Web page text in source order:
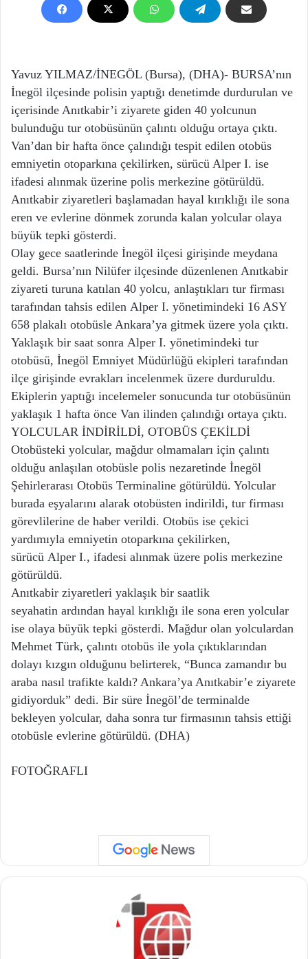
Yavuz YILMAZ/İNEGÖL (Bursa), (DHA)- BURSA’nın
İnegöl ilçesinde polisin yaptığı denetimde durdurulan ve
içerisinde Anıtkabir’i ziyarete giden 40 yolcunun
bulunduğu tur otobüsünün çalıntı olduğu ortaya çıktı.
Van’dan bir hafta önce çalındığı tespit edilen otobüs
emniyetin otoparkına çekilirken, sürücü Alper I. ise
ifadesi alınmak üzerine polis merkezine götürüldü.
Anıtkabir ziyaretleri başlamadan hayal kırıklığı ile sona
eren ve evlerine dönmek zorunda kalan yolcular olaya
büyük tepki gösterdi.
Olay gece saatlerinde İnegöl ilçesi girişinde meydana
geldi. Bursa’nın Nilüfer ilçesinde düzenlenen Anıtkabir
ziyareti turuna katılan 40 yolcu, anlaştıkları tur firması
tarafından tahsis edilen Alper I. yönetimindeki 16 ASY
658 plakalı otobüsle Ankara’ya gitmek üzere yola çıktı.
Yaklaşık bir saat sonra Alper I. yönetimindeki tur
otobüsü, İnegöl Emniyet Müdürlüğü ekipleri tarafından
ilçe girişinde evrakları incelenmek üzere durduruldu.
Ekiplerin yaptığı incelemeler sonucunda tur otobüsünün
yaklaşık 1 hafta önce Van ilinden çalındığı ortaya çıktı.
YOLCULAR İNDİRİLDİ, OTOBÜS ÇEKİLDİ
Otobüsteki yolcular, mağdur olmamaları için çalıntı
olduğu anlaşılan otobüsle polis nezaretinde İnegöl
Şehirlerarası Otobüs Terminaline götürüldü. Yolcular
burada eşyalarını alarak otobüsten indirildi, tur firması
görevlilerine de haber verildi. Otobüs ise çekici
yardımıyla emniyetin otoparkına çekilirken,
sürücü Alper I., ifadesi alınmak üzere polis merkezine
götürüldü.
Anıtkabir ziyaretleri yaklaşık bir saatlik
seyahatin ardından hayal kırıklığı ile sona eren yolcular
ise olaya büyük tepki gösterdi. Mağdur olan yolculardan
Mehmet Türk, çalıntı otobüs ile yola çıktıklarından
dolayı kızgın olduğunu belirterek, “Bunca zamandır bu
araba nasıl trafikte kaldı? Ankara’ya Anıtkabir’e ziyarete
gidiyorduk” dedi. Bir süre İnegöl’de terminalde
bekleyen yolcular, daha sonra tur firmasının tahsis ettiği
otobüsle evlerine götürüldü. (DHA)
FOTOĞRAFLI